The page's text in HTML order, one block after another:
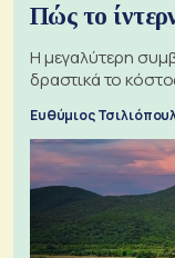
Πώς το
Η μεγαλύτερη
δραστικά το
Ευθύμιος